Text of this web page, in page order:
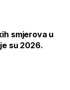
smjerova u
su 2026.